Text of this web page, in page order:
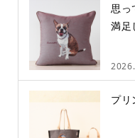
思っ
満足
プリ